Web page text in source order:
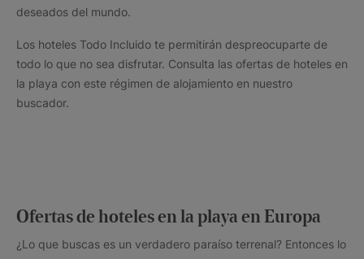
deseados del mundo.
Los hoteles Todo Incluido te permitirán despreocuparte de
todo lo que no sea disfrutar. Consulta las ofertas de hoteles en
la playa con este régimen de alojamiento en nuestro
buscador.
Ofertas de hoteles en la playa en Europa
¿Lo que buscas es un verdadero paraíso terrenal? Entonces lo